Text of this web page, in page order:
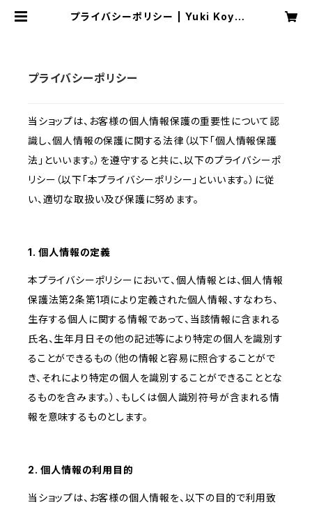
プライバシーポリシー | Yuki Koya
プライバシーポリシー
当ショップは、お客様の個人情報保護の重要性について認
識し、個人情報の保護に関する法律（以下「個人情報保護
法」といいます。）を遵守すると共に、以下のプライバシーポ
リシー（以下「本プライバシーポリシー」といいます。）に従
い、適切な取扱い及び保護に努めます。
1. 個人情報の定義
本プライバシーポリシーにおいて、個人情報とは、個人情報
保護法第2条第1項により定義された個人情報、すなわち、
生存する個人に関する情報であって、当該情報に含まれる
氏名、生年月日その他の記述等により特定の個人を識別す
ることができるもの（他の情報と容易に照合することがで
き、それにより特定の個人を識別することができることとな
るものを含みます。）、もしくは個人識別符号が含まれる情
報を意味するものとします。
2. 個人情報の利用目的
当ショップは、お客様の個人情報を、以下の目的で利用致